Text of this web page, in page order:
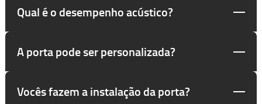
Qual é o desempenho acústico?
A porta pode ser personalizada?
Vocês fazem a instalação da porta?